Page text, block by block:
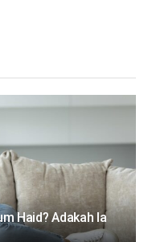
Haid? Adakah Ia